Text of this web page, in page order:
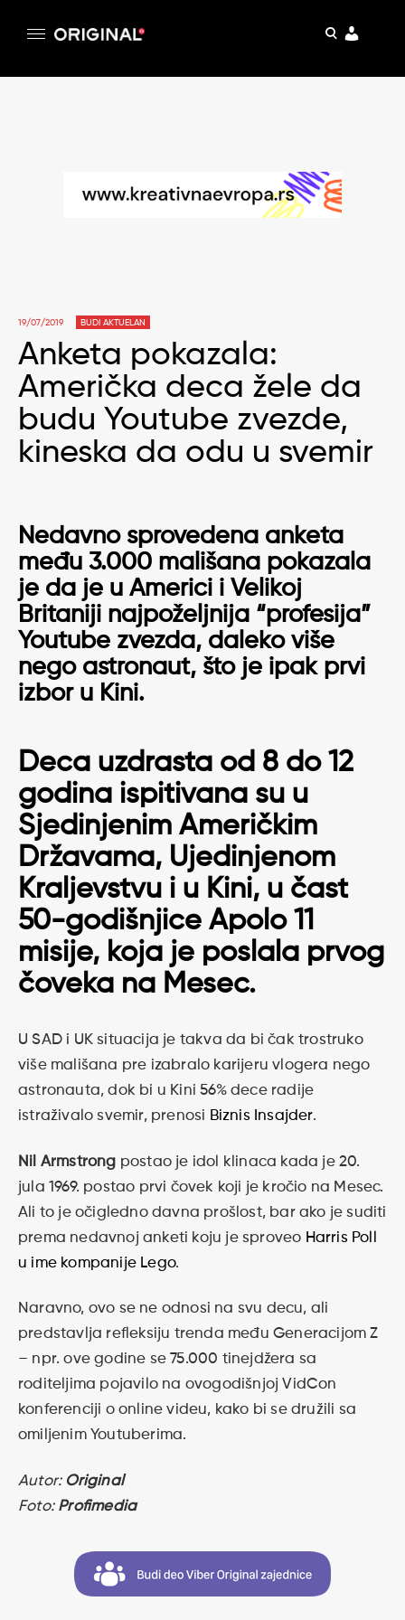
pretraga
19/07/2019 BUDI AKTUELAN
Anketa pokazala:
Američka deca žele da
budu Youtube zvezde,
kineska da odu u svemir
Nedavno sprovedena anketa
među 3.000 mališana pokazala
je da je u Americi i Velikoj
Britaniji najpoželjnija “profesija”
Youtube zvezda, daleko više
nego astronaut, što je ipak prvi
izbor u Kini.
Deca uzdrasta od 8 do 12
godina ispitivana su u
Sjedinjenim Američkim
Državama, Ujedinjenom
Kraljevstvu i u Kini, u čast
50-godišnjice Apolo 11
misije, koja je poslala prvog
čoveka na Mesec.
U SAD i UK situacija je takva da bi čak trostruko
više mališana pre izabralo karijeru vlogera nego
astronauta, dok bi u Kini 56% dece radije
istraživalo svemir, prenosi Biznis Insajder.
Nil Armstrong postao je idol klinaca kada je 20.
jula 1969. postao prvi čovek koji je kročio na Mesec.
Ali to je očigledno davna prošlost, bar ako je suditi
prema nedavnoj anketi koju je sproveo Harris Poll
u ime kompanije Lego.
Naravno, ovo se ne odnosi na svu decu, ali
predstavlja refleksiju trenda među Generacijom Z
– npr. ove godine se 75.000 tinejdžera sa
roditeljima pojavilo na ovogodišnjoj VidCon
konferenciji o online videu, kako bi se družili sa
omiljenim Youtuberima.
Autor: Original
Foto: Profimedia